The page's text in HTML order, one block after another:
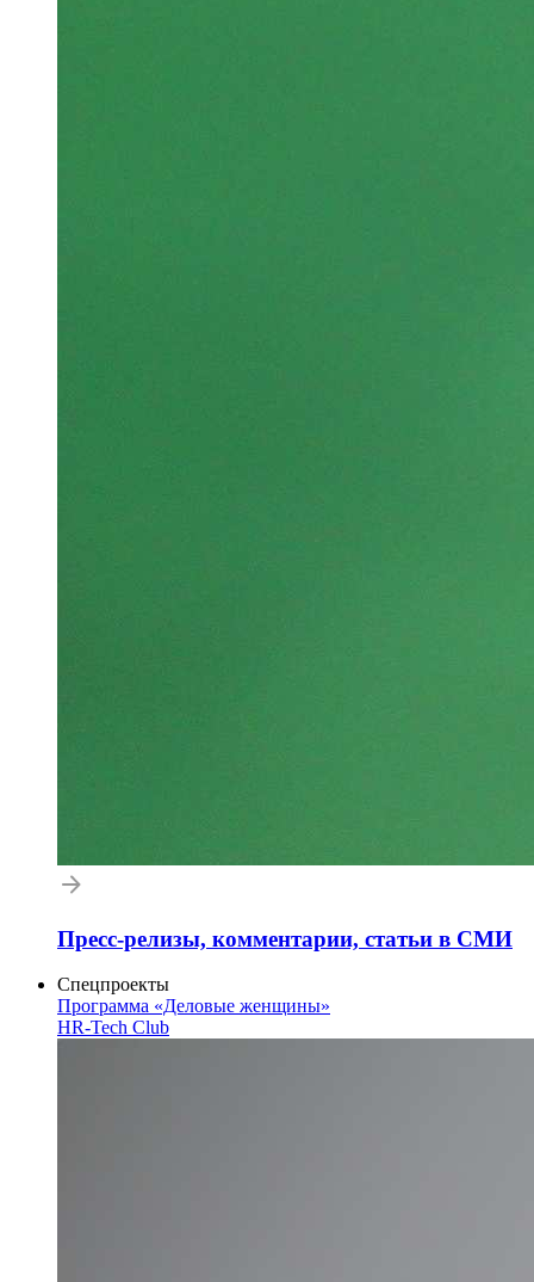
Пресс-релизы, комментарии, статьи в СМИ
Спецпроекты
Программа «Деловые женщины»
HR-Tech Club